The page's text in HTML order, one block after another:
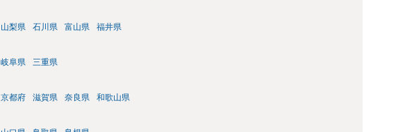
山梨県 石川県 富山県 福井県
岐阜県 三重県
京都府 滋賀県 奈良県 和歌山県